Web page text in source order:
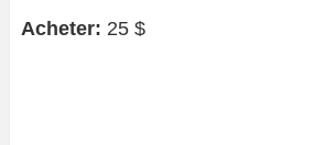
Acheter: 25 $